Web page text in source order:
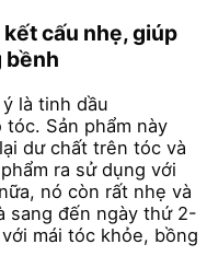
cấu nhẹ, giúp
bềnh
là tinh dầu
Sản phẩm này
dư chất trên tóc và
ra sử dụng với
nó còn rất nhẹ và
sang đến ngày thứ 2-
mái tóc khỏe, bồng